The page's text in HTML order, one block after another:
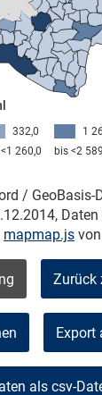
1
bis <2
332,0
260,0
/ GeoBasis-
mapmap.js
Zurück
Export